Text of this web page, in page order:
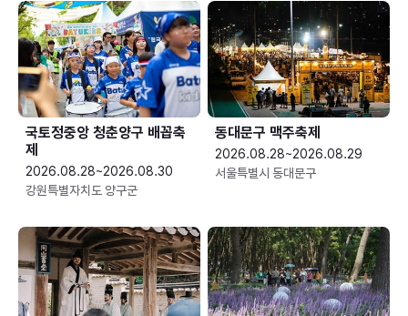
국토정중앙 청춘양구 배꼽축
제
2026.08.28~2026.08.30
강원특별자치도 양구군
동대문구 맥주축제
2026.08.28~2026.08.29
서울특별시 동대문구